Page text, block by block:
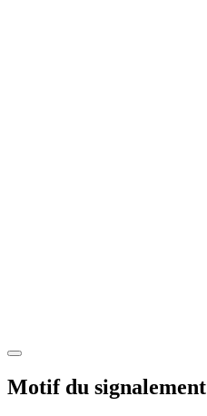
Motif du signalement